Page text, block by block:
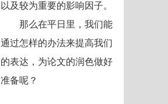
以及较为重要的影响因子。
那么在平日里，我们能
通过怎样的办法来提高我们
的表达，为论文的润色做好
准备呢？